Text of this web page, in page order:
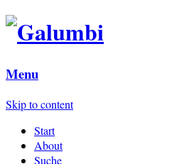
Menu
Skip to content
Start
About
Suche